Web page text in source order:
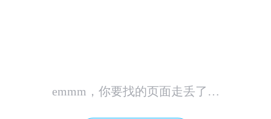
emmm，你要找的页面走丢了…